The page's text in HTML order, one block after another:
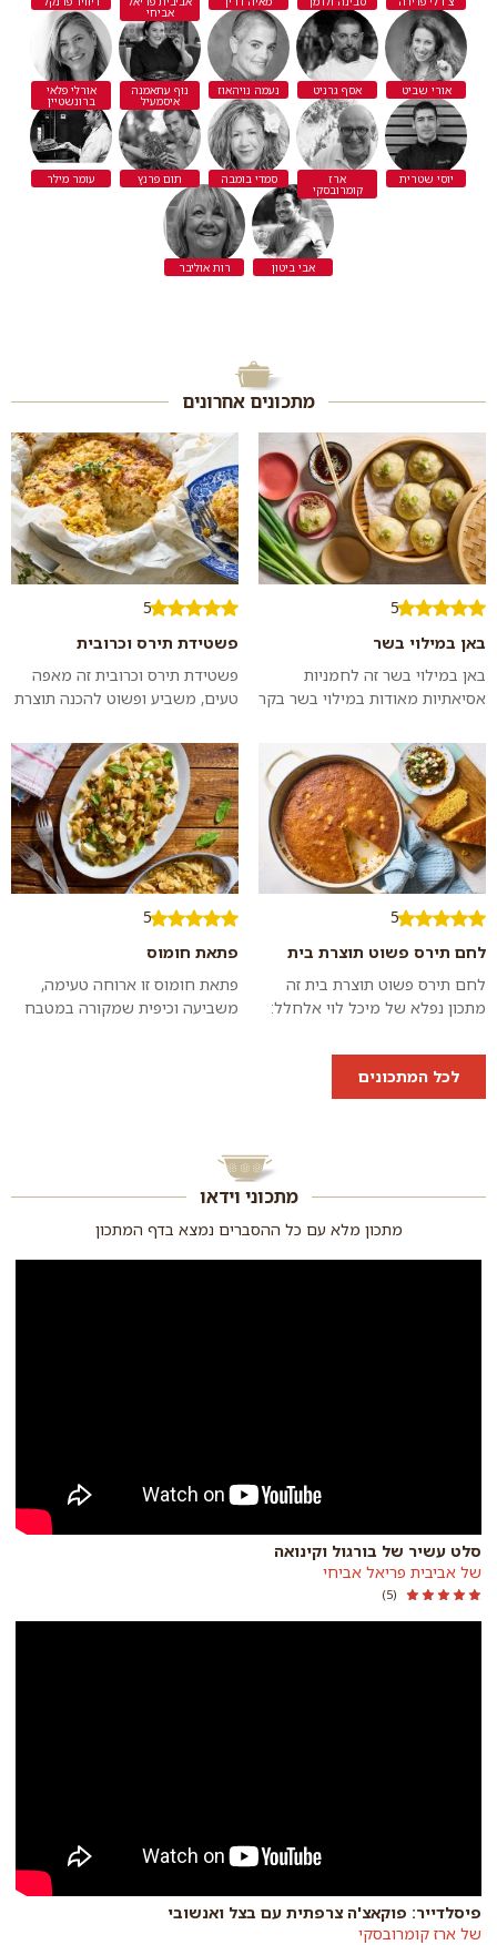
אביחי
אורי שביט אסף גרניט נעמה נויהאוז נוף עתאמנה
איסמעיל
אורלי פלאי
ברונשטיין
יוסי שטרית ארז
קומרובסקי
סמדי בומבה תום פרנץ עומר מילר
אבי ביטון רות אוליבר
מתכונים אחרונים
5
באן במילוי בשר
באן במילוי בשר זה לחמניות
אסיאתיות מאודות במילוי בשר בקר
כמו במסעדות האסיאתיות. אם
רוצים,...
5
פשטידת תירס וכרובית
פשטידת תירס וכרובית זה מאפה
טעים, משביע ופשוט להכנה תוצרת
מחמיא לטעמה של הכרובית. כדאי
לנסות...
5
לחם תירס פשוט תוצרת בית
לחם תירס פשוט תוצרת בית זה
מתכון נפלא של מיכל לוי אלחלל:
גרגירי תירס שלמים ומתקתקים
שכל כך...
5
פתאת חומוס
פתאת חומוס זו ארוחה טעימה,
משביעה וכיפית שמקורה במטבח
לכל המתכונים
מתכוני וידאו
מתכון מלא עם כל ההסברים נמצא בדף המתכון
סלט עשיר של בורגול וקינואה
של אביבית פריאל אביחי
(5
)
פיסלדייר: פוקאצ'ה צרפתית עם בצל ואנשובי
של ארז קומרובסקי